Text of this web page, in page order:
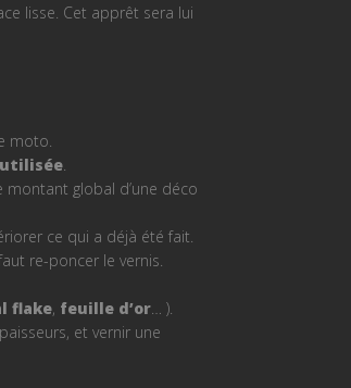
lisse. Cet apprêt sera lui
moto.
global d’une déco
ce qui a déjà été fait.
re-poncer le vernis.
flake, feuille d’or … ).
et vernir une